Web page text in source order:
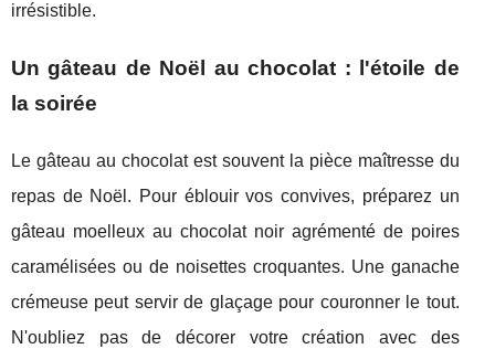
irrésistible.
Un gâteau de Noël au chocolat : l'étoile de
la soirée
Le gâteau au chocolat est souvent la pièce maîtresse du
repas de Noël. Pour éblouir vos convives, préparez un
gâteau moelleux au chocolat noir agrémenté de poires
caramélisées ou de noisettes croquantes. Une ganache
crémeuse peut servir de glaçage pour couronner le tout.
N'oubliez pas de décorer votre création avec des